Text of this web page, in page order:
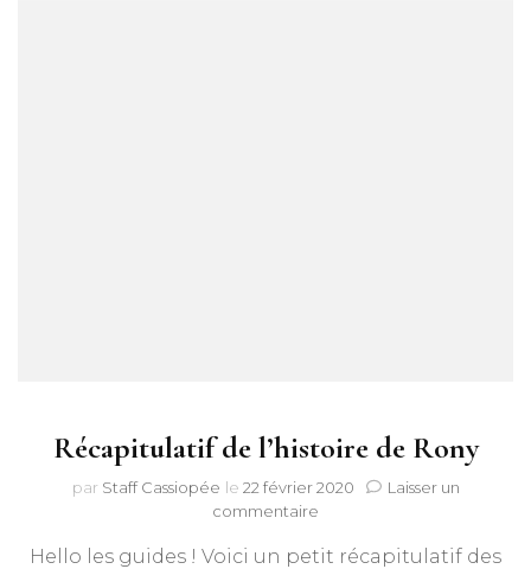
Récapitulatif de l’histoire de Rony
par Staff Cassiopée le 22 février 2020
Laisser un
commentaire
de
Hello les guides ! Voici un petit récapitulatif des